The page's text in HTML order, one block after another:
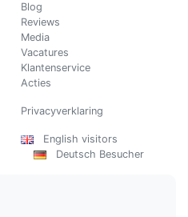
Blog
Reviews
Media
Vacatures
Klantenservice
Acties
Privacyverklaring
English visitors
Deutsch Besucher